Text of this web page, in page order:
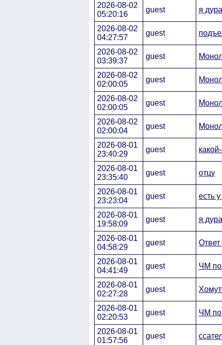
2026-08-02
05:20:16
guest я
2026-08-02
04:27:57
guest
2026-08-02
03:39:37
guest
2026-08-02
02:00:05
guest
2026-08-02
02:00:05
guest
2026-08-02
02:00:04
guest
2026-08-01
23:40:29
guest
2026-08-01
23:35:40
guest отцу
2026-08-01
23:23:04
guest есть
2026-08-01
19:58:09
guest я
2026-08-01
04:58:29
guest
2026-08-01
04:41:49
guest ЧМ по
2026-08-01
02:27:28
guest
2026-08-01
02:20:53
guest ЧМ по
2026-08-01
01:57:56
guest